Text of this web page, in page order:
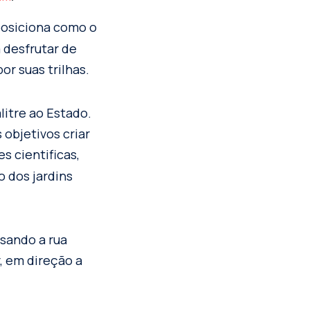
como o
desfrutar de
suas trilhas.
ao Estado.
objetivos criar
cientificas,
dos jardins
a rua
em direção a